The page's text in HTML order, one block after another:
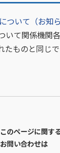
ついて（お知
て関係機関
ものと同じで
このページに関す
お問い合わせは